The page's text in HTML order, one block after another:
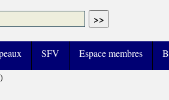
SFV Espace membres